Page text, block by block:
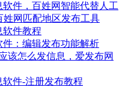
件，百姓网智能代替人工
姓网匹配地区发布工具
软件教程
件：编辑发布功能解析
该怎么发信息，爱发布网
件-注册发布教程